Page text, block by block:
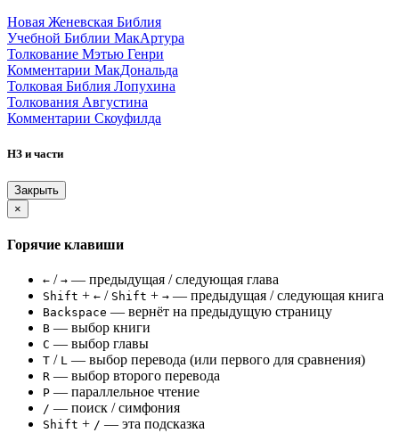
Новая Женевская Библия
Учебной Библии МакАртура
Толкование Мэтью Генри
Комментарии МакДональда
Толковая Библия Лопухина
Толкования Августина
Комментарии Скоуфилда
НЗ и части
Закрыть
×
Горячие клавиши
← / → — предыдущая / следующая глава
Shift + ← / Shift + → — предыдущая / следующая книга
Backspace — вернёт на предыдущую страницу
B — выбор книги
C — выбор главы
T / L — выбор перевода (или первого для сравнения)
R — выбор второго перевода
P — параллельное чтение
/ — поиск / симфония
Shift + / — эта подсказка